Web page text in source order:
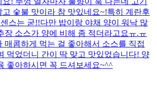
숯불 맛이라 참 맛있네요~!특히 계란후
스는 굳!! ​다만 밥이랑 야채 양이 워낙 많
장 소스가 양에 비해 좀 적더라고요ㅠ.ㅠ
매콤하게 먹는 걸 좋아해서 소스를 직접
먹었더니 간이 딱 맞고 맛있었습니다! 양
좋아하시면 꼭 드셔보세요~^^